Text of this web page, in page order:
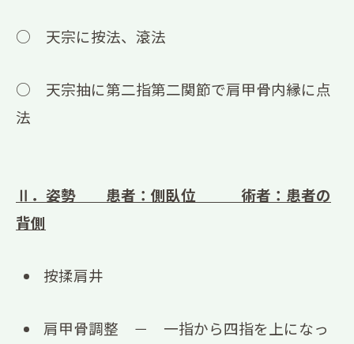
○ 天宗に按法、滾法
○ 天宗抽に第二指第二関節で肩甲骨内縁に点
法
Ⅱ．姿勢 患者：側臥位 術者：患者の
背側
按揉肩井
肩甲骨調整 － 一指から四指を上になっ